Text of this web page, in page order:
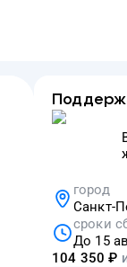
город
Санкт-
сроки
До 15
104 350 ₽